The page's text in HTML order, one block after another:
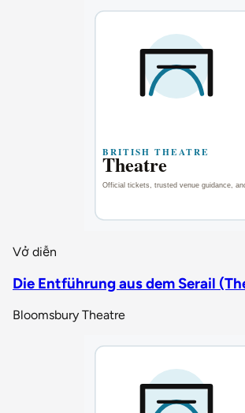
Vở diễn
Die Entführung aus dem Serail
Bloomsbury Theatre